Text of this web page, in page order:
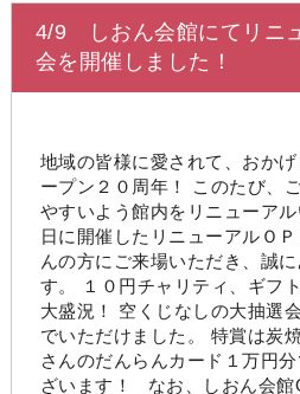
4/9 しおん会館にてリニ
会を開催しました！
地域の皆様に愛されて、おか
ープン２０周年！ このたび、
やすいよう館内をリニューア
日に開催したリニューアルＯ
んの方にご来場いただき、誠
す。 １０円チャリティ、ギフ
大盛況！ 空くじなしの大抽選
でいただけました。 特賞は炭
さんのだんらんカード１万円
ざいます！ なお、しおん会館